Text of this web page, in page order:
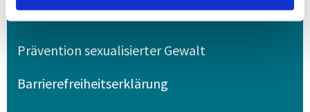
Prävention sexualisierter Gewalt
Barrierefreiheitserklärung